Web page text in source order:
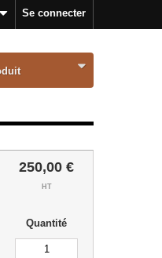
Se connecter
250,00 €
HT
Quantité